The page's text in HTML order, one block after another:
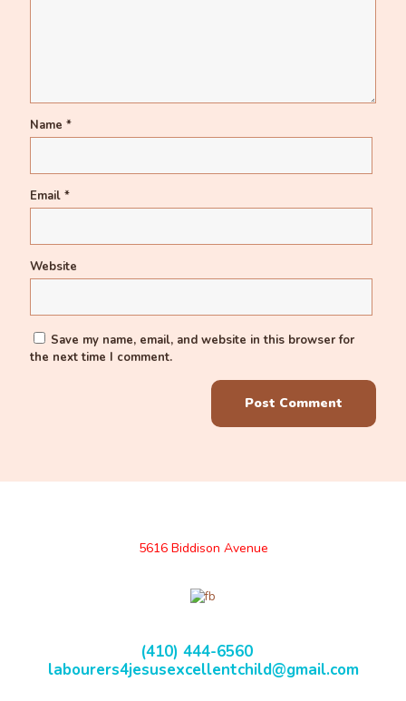
Name *
Email *
Website
Save my name, email, and website in this browser for
the next time I comment.
5616 Biddison Avenue
(410) 444-6560
labourers4jesusexcellentchild@gmail.com